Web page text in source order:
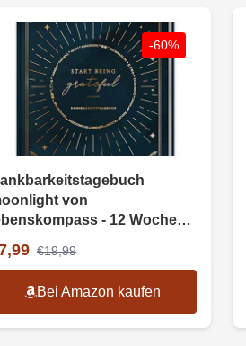
-60%
von
- 12 Wochen
€19,99
Bei Amazon kaufen